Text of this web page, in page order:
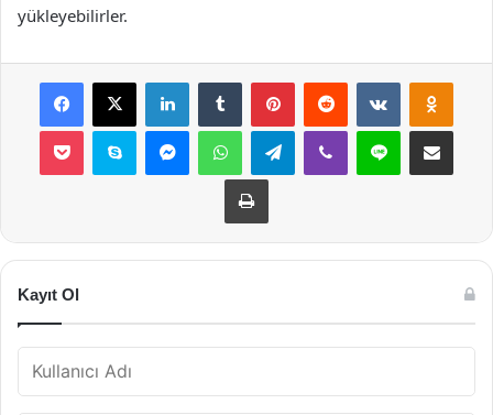
yükleyebilirler.
Facebook
X LinkedInTumblr PinterestReddit VKontakte
Pocket Skype MessengerWhatsAppTelegramViber Line E-Posta ile
Yazdır
Kayıt Ol